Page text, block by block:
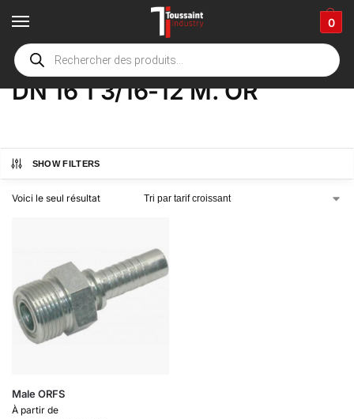
0
Accueil boutique / Product Options
DN 16 1 3/16-12 M. OR
SHOW FILTERS
Voici le seul résultat
Male ORFS
À partir de